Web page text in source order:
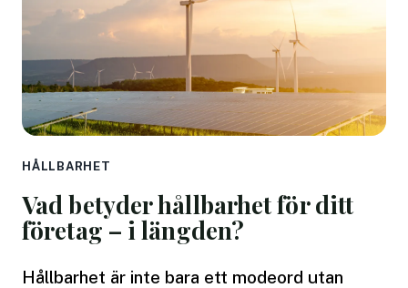
HÅLLBARHET
Vad betyder hållbarhet för ditt
företag – i längden?
Hållbarhet är inte bara ett modeord utan